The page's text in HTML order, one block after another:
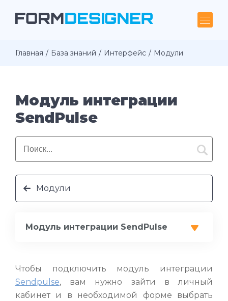
Главная База знаний Интерфейс Модули
Модуль интеграции
SendPulse
Модули
Модуль интеграции SendPulse
Чтобы подключить модуль интеграции
Sendpulse, вам нужно зайти в личный
кабинет и в необходимой форме выбрать